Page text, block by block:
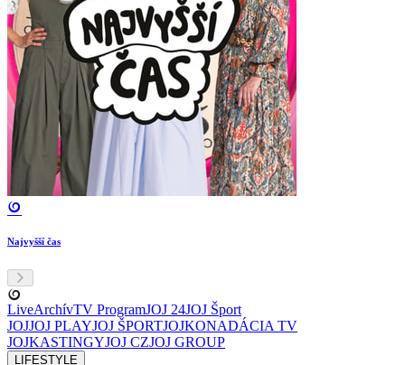
Najvyšší čas
LiveArchívTV ProgramJOJ 24JOJ Šport
JOJJOJ PLAYJOJ ŠPORTJOJKONADÁCIA TV
JOJKASTINGYJOJ CZJOJ GROUP
LIFESTYLE